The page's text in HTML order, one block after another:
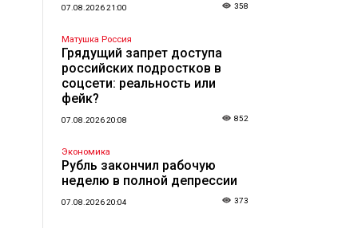
07.08.2026 21:00 358
Матушка Россия
Грядущий запрет доступа
российских подростков в
соцсети: реальность или
фейк?
07.08.2026 20:08 852
Экономика
Рубль закончил рабочую
неделю в полной депрессии
07.08.2026 20:04 373